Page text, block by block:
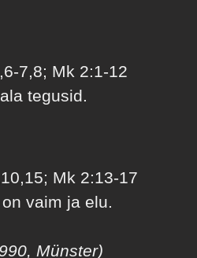
7,8; Mk 2:1-12
tegusid.
Mk 2:13-17
vaim ja elu.
Münster)